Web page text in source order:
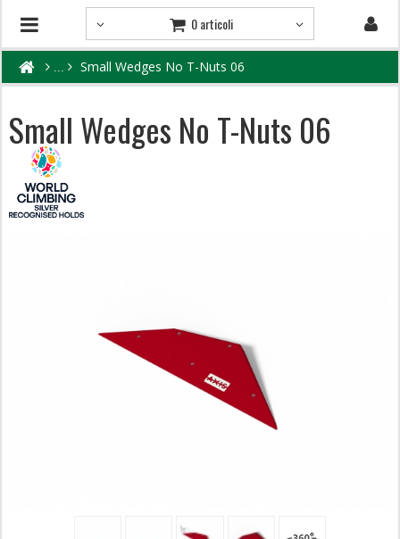
0 articoli
Small Wedges No T-Nuts 06
Small Wedges No T-Nuts 06